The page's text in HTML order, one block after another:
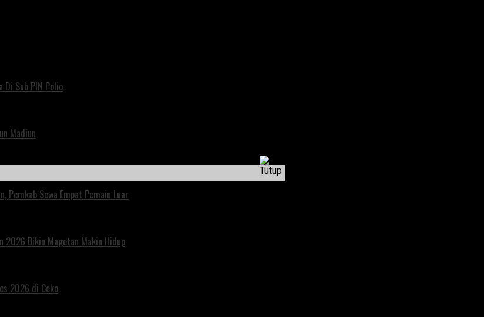
Sub PIN Polio
Madiun
Pemkab Sewa Empat Pemain Luar
2026 Bikin Magetan Makin Hidup
2026 di Ceko